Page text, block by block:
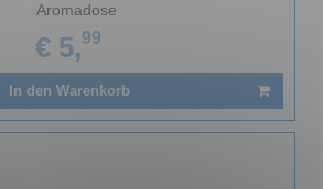
Aromadose
€ 5,99
In den Warenkorb